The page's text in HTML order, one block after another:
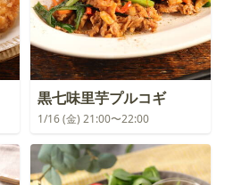
黒七味里芋プルコギ
1/16 (金) 21:00〜22:00